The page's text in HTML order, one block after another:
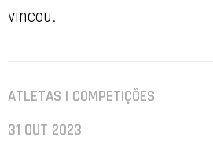
vincou.
ATLETAS | COMPETIÇÕES
31 OUT 2023